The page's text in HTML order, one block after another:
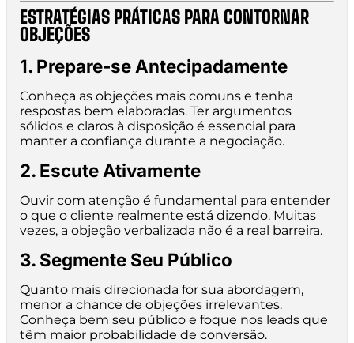
ESTRATÉGIAS PRÁTICAS PARA CONTORNAR
OBJEÇÕES
1. Prepare-se Antecipadamente
Conheça as objeções mais comuns e tenha
respostas bem elaboradas. Ter argumentos
sólidos e claros à disposição é essencial para
manter a confiança durante a negociação.
2. Escute Ativamente
Ouvir com atenção é fundamental para entender
o que o cliente realmente está dizendo. Muitas
vezes, a objeção verbalizada não é a real barreira.
3. Segmente Seu Público
Quanto mais direcionada for sua abordagem,
menor a chance de objeções irrelevantes.
Conheça bem seu público e foque nos leads que
têm maior probabilidade de conversão.